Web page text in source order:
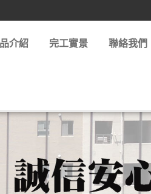
介紹 完工實景 聯絡我們